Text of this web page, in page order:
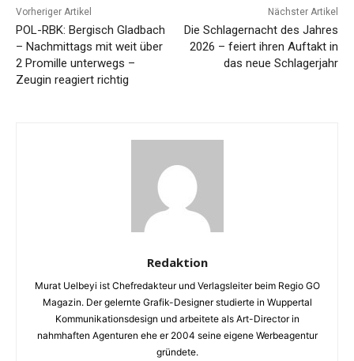
Vorheriger Artikel
POL-RBK: Bergisch Gladbach
– Nachmittags mit weit über
2 Promille unterwegs –
Zeugin reagiert richtig
Nächster Artikel
Die Schlagernacht des Jahres
2026 – feiert ihren Auftakt in
das neue Schlagerjahr
Redaktion
Murat Uelbeyi ist Chefredakteur und Verlagsleiter beim Regio GO
Magazin. Der gelernte Grafik-Designer studierte in Wuppertal
Kommunikationsdesign und arbeitete als Art-Director in
nahmhaften Agenturen ehe er 2004 seine eigene Werbeagentur
gründete.